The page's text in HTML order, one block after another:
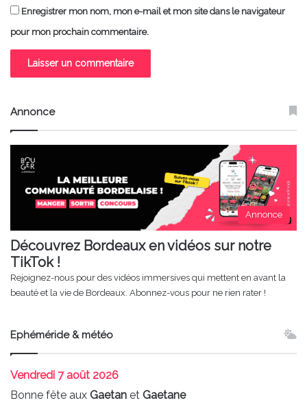
Enregistrer mon nom, mon e-mail et mon site dans le navigateur
pour mon prochain commentaire.
Annonce
Annonce
Découvrez Bordeaux en vidéos sur notre
TikTok !
Rejoignez-nous pour des vidéos immersives qui mettent en avant la
beauté et la vie de Bordeaux. Abonnez-vous pour ne rien rater !
Ephéméride & météo
Vendredi 7 août 2026
Bonne fête aux Gaetan et Gaetane